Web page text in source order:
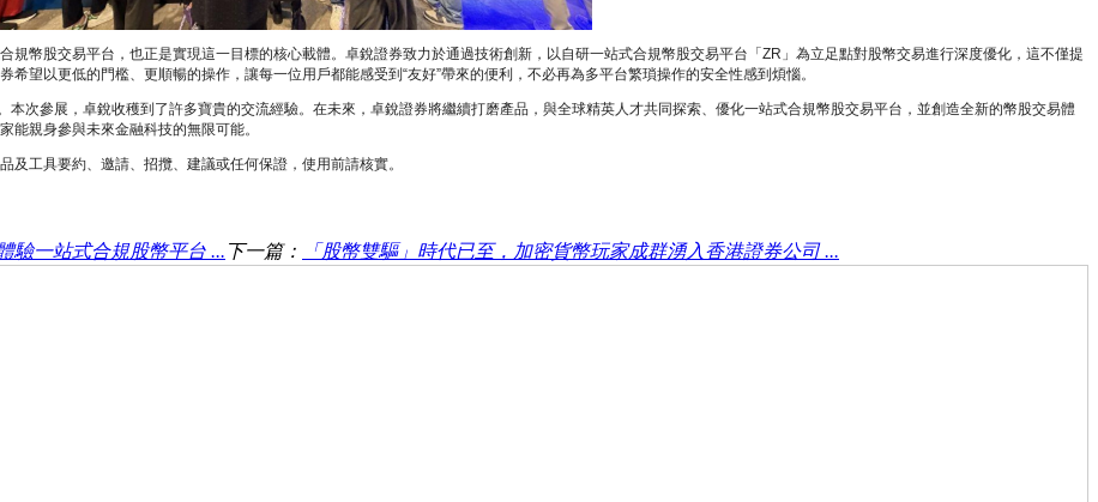
股交易平台，也正是實現這一目標的核心載體。卓銳證券致力於通過技術創新，以自研一站式合規幣股交易平台「ZR」為立足點對股幣交易進行深度優化，這不僅提
望以更低的門檻、更順暢的操作，讓每一位用戶都能感受到“友好”帶來的便利，不必再為多平台繁瑣操作的安全性感到煩惱。
參展，卓銳收穫到了許多寶貴的交流經驗。在未來，卓銳證券將繼續打磨產品，與全球精英人才共同探索、優化一站式合規幣股交易平台，並創造全新的幣股交易體
能親身參與未來金融科技的無限可能。
工具要約、邀請、招攬、建議或任何保證，使用前請核實。
驗一站式合規股幣平台 ... 下一篇： 「股幣雙驅」時代已至，加密貨幣玩家成群湧入香港證券公司 ...